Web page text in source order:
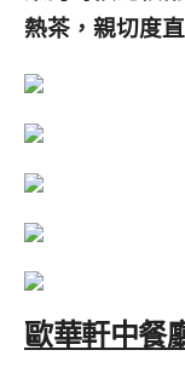
熱茶，親切度
歐華軒中餐